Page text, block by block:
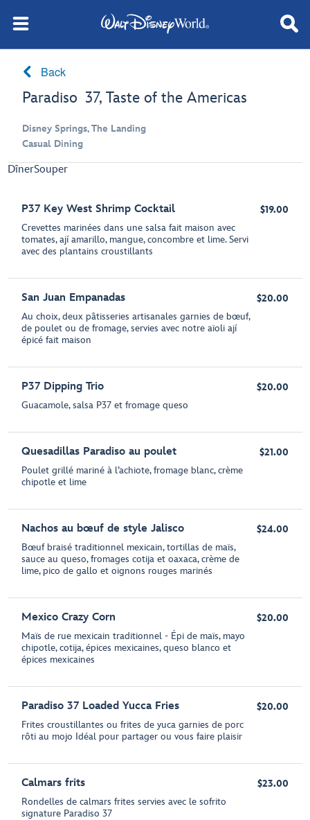
Back
Paradiso 37, Taste of the Americas
Disney Springs, The Landing
Casual Dining
DînerSouper
P37 Key West Shrimp Cocktail
Crevettes marinées dans une salsa fait maison avec
tomates, ají amarillo, mangue, concombre et lime. Servi
avec des plantains croustillants
$19.00
San Juan Empanadas
Au choix, deux pâtisseries artisanales garnies de bœuf,
de poulet ou de fromage, servies avec notre aïoli ají
épicé fait maison
$20.00
P37 Dipping Trio
Guacamole, salsa P37 et fromage queso
$20.00
Quesadillas Paradiso au poulet
Poulet grillé mariné à l’achiote, fromage blanc, crème
chipotle et lime
$21.00
Nachos au bœuf de style Jalisco
Bœuf braisé traditionnel mexicain, tortillas de maïs,
sauce au queso, fromages cotija et oaxaca, crème de
lime, pico de gallo et oignons rouges marinés
$24.00
Mexico Crazy Corn
Maïs de rue mexicain traditionnel - Épi de maïs, mayo
chipotle, cotija, épices mexicaines, queso blanco et
épices mexicaines
$20.00
Paradiso 37 Loaded Yucca Fries
Frites croustillantes ou frites de yuca garnies de porc
rôti au mojo Idéal pour partager ou vous faire plaisir
$20.00
Calmars frits
Rondelles de calmars frites servies avec le sofrito
signature Paradiso 37
$23.00